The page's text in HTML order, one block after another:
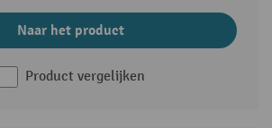
Naar het product
Product vergelijken